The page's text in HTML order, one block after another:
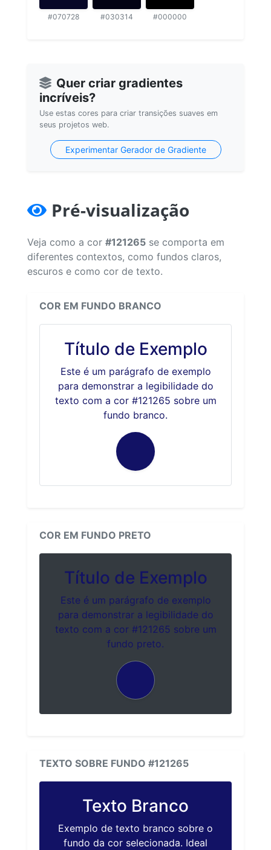
#070728 #030314 #000000
Quer criar gradientes
incríveis?
Use estas cores para criar transições suaves em
seus projetos web.
Experimentar Gerador de Gradiente
Pré-visualização
Veja como a cor #121265 se comporta em
diferentes contextos, como fundos claros,
escuros e como cor de texto.
COR EM FUNDO BRANCO
Título de Exemplo
Este é um parágrafo de exemplo
para demonstrar a legibilidade do
texto com a cor #121265 sobre um
fundo branco.
COR EM FUNDO PRETO
Título de Exemplo
Este é um parágrafo de exemplo
para demonstrar a legibilidade do
texto com a cor #121265 sobre um
fundo preto.
TEXTO SOBRE FUNDO #121265
Texto Branco
Exemplo de texto branco sobre o
fundo da cor selecionada. Ideal